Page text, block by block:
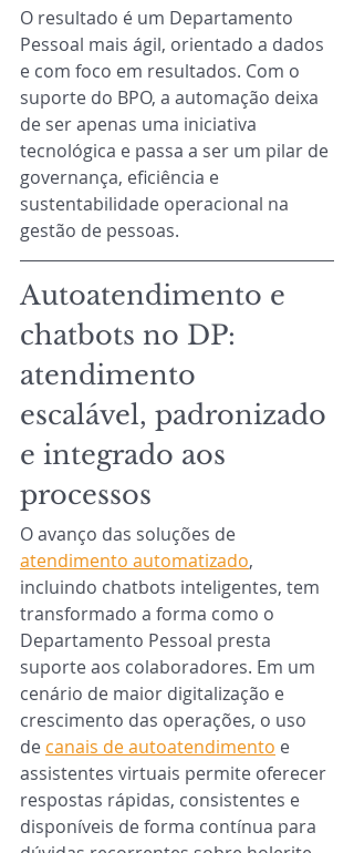
O resultado é um Departamento
Pessoal mais ágil, orientado a dados
e com foco em resultados. Com o
suporte do BPO, a automação deixa
de ser apenas uma iniciativa
tecnológica e passa a ser um pilar de
governança, eficiência e
sustentabilidade operacional na
gestão de pessoas.
Autoatendimento e
chatbots no DP:
atendimento
escalável, padronizado
e integrado aos
processos
O avanço das soluções de
atendimento automatizado,
incluindo chatbots inteligentes, tem
transformado a forma como o
Departamento Pessoal presta
suporte aos colaboradores. Em um
cenário de maior digitalização e
crescimento das operações, o uso
de canais de autoatendimento e
assistentes virtuais permite oferecer
respostas rápidas, consistentes e
disponíveis de forma contínua para